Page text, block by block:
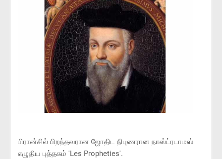
​பிரான்சில் பிறந்தவரான ஜோதிட நிபுணரான நாஸ்ட்ரடாமஸ்
எழுதிய புத்தகம் 'Les Propheties'.